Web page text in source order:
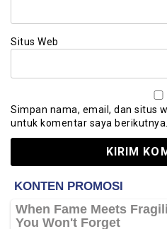
Situs Web
Simpan nama, email, dan situs
untuk komentar saya berikutnya.